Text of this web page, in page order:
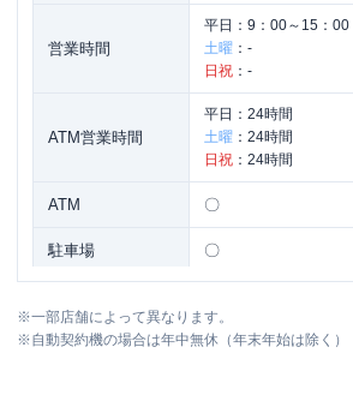
営業時間
平日： 9：00～15：00
土曜 ： -
日祝 ： -
ATM営業時間
平日： 24時間
土曜 ： 24時間
日祝 ： 24時間
ATM 〇
駐車場 〇
※一部店舗によって異なります。
※自動契約機の場合は年中無休（年末年始は除く）